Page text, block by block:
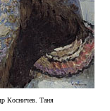
Косничев. Таня